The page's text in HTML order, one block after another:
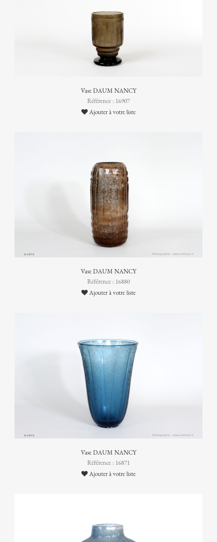
Vase DAUM NANCY
Référence : 16907
Ajouter à votre liste
Vase DAUM NANCY
Référence : 16880
Ajouter à votre liste
Vase DAUM NANCY
Référence : 16871
Ajouter à votre liste